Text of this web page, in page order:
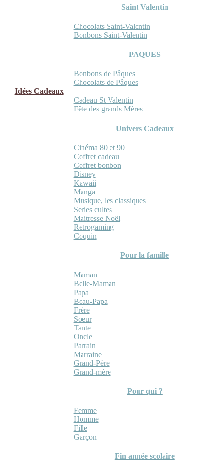
Saint Valentin
Chocolats Saint-Valentin
Bonbons Saint-Valentin
PAQUES
Bonbons de Pâques
Chocolats de Pâques
Idées Cadeaux
Cadeau St Valentin
Fête des grands Mères
Univers Cadeaux
Cinéma 80 et 90
Coffret cadeau
Coffret bonbon
Disney
Kawaii
Manga
Musique, les classiques
Series cultes
Maitresse Noël
Retrogaming
Coquin
Pour la famille
Maman
Belle-Maman
Papa
Beau-Papa
Frère
Soeur
Tante
Oncle
Parrain
Marraine
Grand-Père
Grand-mère
Pour qui ?
Femme
Homme
Fille
Garçon
Fin année scolaire